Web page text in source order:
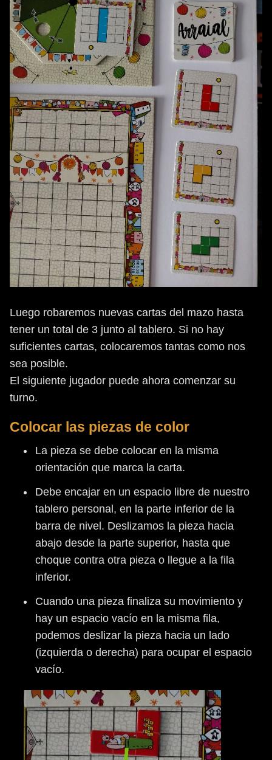
Luego robaremos nuevas cartas del mazo hasta
tener un total de 3 junto al tablero. Si no hay
suficientes cartas, colocaremos tantas como nos
sea posible.
El siguiente jugador puede ahora comenzar su
turno.
Colocar las piezas de color
La pieza se debe colocar en la misma
orientación que marca la carta.
Debe encajar en un espacio libre de nuestro
tablero personal, en la parte inferior de la
barra de nivel. Deslizamos la pieza hacia
abajo desde la parte superior, hasta que
choque contra otra pieza o llegue a la fila
inferior.
Cuando una pieza finaliza su movimiento y
hay un espacio vacío en la misma fila,
podemos deslizar la pieza hacia un lado
(izquierda o derecha) para ocupar el espacio
vacío.